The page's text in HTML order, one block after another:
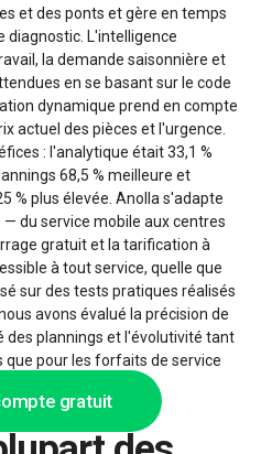
et des ponts et gère en temps
diagnostic. L'intelligence
la demande saisonnière et
en se basant sur le code
dynamique prend en compte
actuel des pièces et l'urgence.
: l'analytique était 33,1 %
68,5 % meilleure et
% plus élevée. Anolla s'adapte
du service mobile aux centres
gratuit et la tarification à
à tout service, quelle que
sur des tests pratiques réalisés
avons évalué la précision de
des plannings et l'évolutivité tant
pour les forfaits de service
gratuit